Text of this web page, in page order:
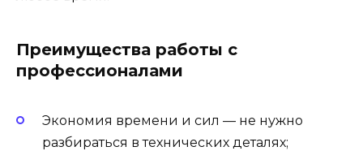
Преимущества работы с
профессионалами
Экономия времени и сил — не нужно
разбираться в технических деталях;